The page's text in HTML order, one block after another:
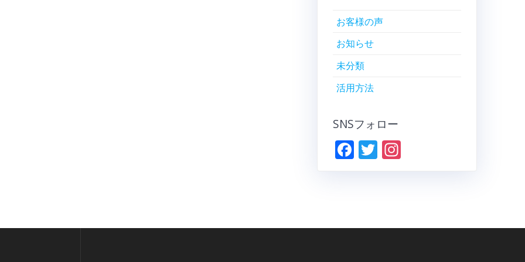
お客様の声
お知らせ
未分類
活用方法
SNSフォロー
F
o
T In
a